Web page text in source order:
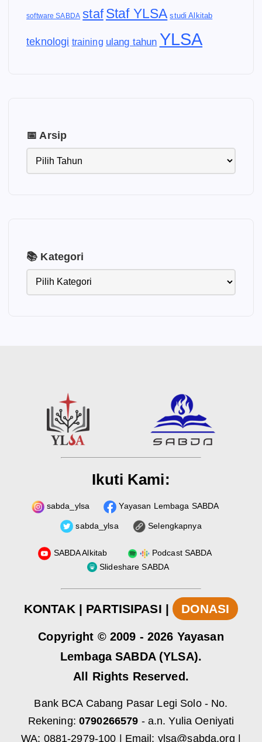
software SABDA staf Staf YLSA studi Alkitab
teknologi training ulang tahun YLSA
📅 Arsip
📚 Kategori
Ikuti Kami:
sabda_ylsa Yayasan Lembaga SABDA
sabda_ylsa Selengkapnya
SABDA Alkitab
Podcast SABDA
Slideshare SABDA
KONTAK | PARTISIPASI | DONASI
Copyright © 2009 - 2026 Yayasan
Lembaga SABDA (YLSA).
All Rights Reserved.
Bank BCA Cabang Pasar Legi Solo - No.
Rekening: 0790266579 - a.n. Yulia Oeniyati
WA: 0881-2979-100 | Email: ylsa@sabda.org